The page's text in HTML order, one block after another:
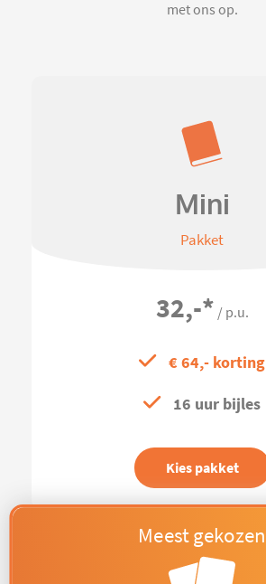
met ons op.
Mini
Pakket
32,-* / p.u.
€ 64,- korting
16 uur bijles
Kies pakket